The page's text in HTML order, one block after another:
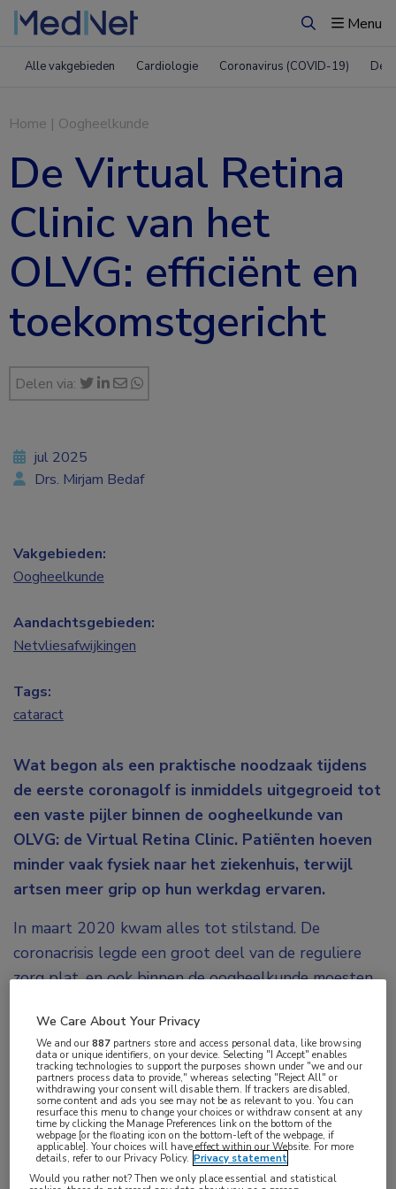
ZoekenMenu
Alle vakgebieden Cardiologie Coronavirus (COVID-19)
Home | Oogheelkunde
De Virtual Retina
Clinic van het
OLVG: efficiënt en
toekomstgericht
Delen via:
Wat begon als een praktische noodzaak tijdens
de eerste coronagolf is inmiddels uitgegroeid tot
een vaste pijler binnen de oogheelkunde van
OLVG: de Virtual Retina Clinic. Patiënten hoeven
minder vaak fysiek naar het ziekenhuis, terwijl
artsen meer grip op hun werkdag ervaren.
In maart 2020 kwam alles tot stilstand. De
coronacrisis legde een groot deel van de reguliere
zorg plat, en ook binnen de oogheelkunde moesten
bleef. “We zeiden: dit is het moment om het roer om
te gooien”, vertelt dr. Antonella Bijl-Witmer. “We
wilden al langer af van de eindeloze stromen
patiënten voor controles die soms niet per se live
hoefden. Nu moesten we wel.”
De oplossing werd gevonden in het digitaliseren van
jul 2025
Drs. Mirjam Bedaf
Vakgebieden:
Oogheelkunde
Aandachtsgebieden:
Netvliesafwijkingen
Tags:
cataract
We Care About Your Privacy
We and our887 partners store and access personal data, like browsing
data or unique identifiers, on your device. Selecting "I Accept" enables
tracking technologies to support the purposes shown under "we and our
partners process data to provide," whereas selecting "Reject All" or
withdrawing your consent will disable them. If trackers are disabled,
some content and ads you see may not be as relevant to you. You can
resurface this menu to change your choices or withdraw consent at any
time by clicking the Manage Preferences link on the bottom of the
webpage [or the floating icon on the bottom-left of the webpage, if
applicable]. Your choices will have effect within our Website. For more
details, refer to our Privacy Policy. Privacy statement
Would you rather not? Then we only place essential and statistical